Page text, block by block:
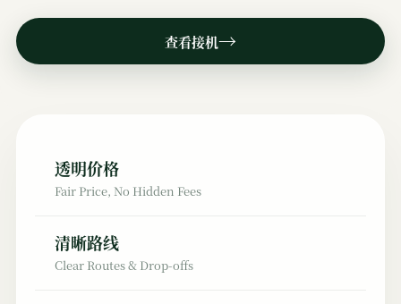
查看接机→
透明价格
Fair Price, No Hidden Fees
清晰路线
Clear Routes & Drop-offs